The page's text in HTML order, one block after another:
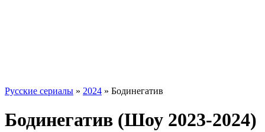
Русские сериалы » 2024 » Бодинегатив
Бодинегатив (Шоу 2023-2024)